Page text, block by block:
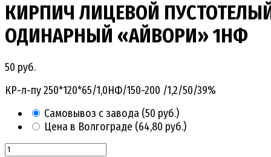
КИРПИЧ ЛИЦЕВОЙ
ОДИНАРНЫЙ «АЙВОРИ» 1НФ
50 руб.
КР-л-пу 250*120*65/1,0НФ/150-200 /1,2/50/39%
Самовывоз с завода (50 руб.)
Цена в Волгограде (64,80 руб.)